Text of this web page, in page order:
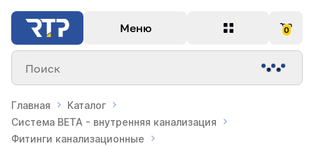
Меню 0
Поиск
Главная
Каталог
Система BETA - внутренняя канализация
Фитинги канализационные